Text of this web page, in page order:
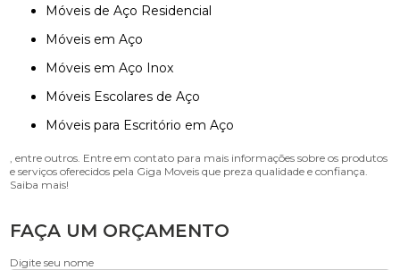
Móveis de Aço Residencial
Móveis em Aço
Móveis em Aço Inox
Móveis Escolares de Aço
Móveis para Escritório em Aço
, entre outros. Entre em contato para mais informações sobre os produtos
e serviços oferecidos pela Giga Moveis que preza qualidade e confiança.
Saiba mais!
FAÇA UM ORÇAMENTO
Digite seu nome